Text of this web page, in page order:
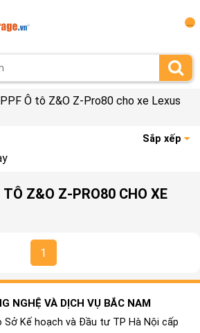
Ô tô Z&O Z-Pro80 cho xe Lexus
Sắp xếp
TÔ Z&O Z-PRO80 CHO XE
1
NGHỆ VÀ DỊCH VỤ BẮC NAM
Sở Kế hoạch và Đầu tư TP Hà Nội cấp